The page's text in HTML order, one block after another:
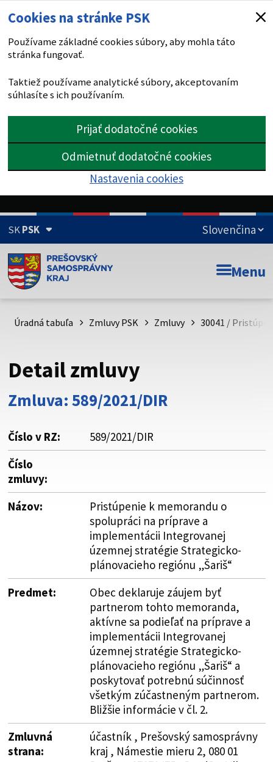
Cookies na stránke PSK
Používame základné cookies súbory, aby mohla táto
stránka fungovať.
Taktiež používame analytické súbory, akceptovaním
súhlasíte s ich používaním.
Prijať dodatočné cookies
Odmietnuť dodatočné cookies
Nastavenia cookies
SKPSK
Doména psk.sk je oficiálna
Toto je oficiálna webová stránka Prešovského
psk.sk.
Buďte pozorní a vždy sa uistite, že zdieľate informácie iba
cez zabezpečenú webovú stránku. Zabezpečená stránka
vždy začína https:// pred názvom domény webového sídla.
Menu
Úradná tabuľa Zmluvy PSK Zmluvy 30041 /
Detail zmluvy
Zmluva: 589/2021/DIR
Číslo v RZ:
589/2021/DIR
Číslo
zmluvy:
Názov:
Pristúpenie k memorandu o
spolupráci na príprave a
implementácii Integrovanej
územnej stratégie Strategicko-
plánovacieho regiónu „Šariš“
Predmet:
Obec deklaruje záujem byť
partnerom tohto memoranda,
aktívne sa podieľať na príprave a
implementácii Integrovanej
územnej stratégie Strategicko-
plánovacieho regiónu „Šariš“ a
poskytovať potrebnú súčinnosť
všetkým zúčastneným partnerom.
Bližšie informácie v čl. 2.
Zmluvná
strana:
účastník , Prešovský samosprávny
kraj , Námestie mieru 2, 080 01